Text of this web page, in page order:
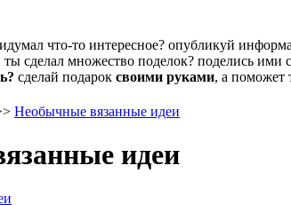
что-то интересное? опубликуй
ты сделал множество поделок? поделись ими
сделай подарок своими руками, а поможет
Необычные вязанные идеи
идеи